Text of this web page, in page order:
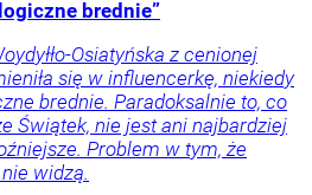
brednie”
Osiatyńska z cenionej
się w influencerkę, niekiedy
brednie. Paradoksalnie to, co
Świątek, nie jest ani najbardziej
Problem w tym, że
widzą.